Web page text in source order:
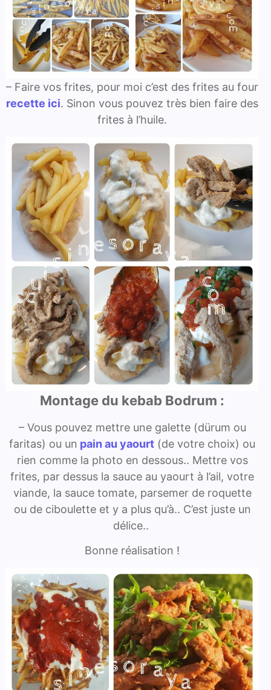
– Faire vos frites, pour moi c’est des frites au four
recette ici. Sinon vous pouvez très bien faire des
frites à l’huile.
Montage du kebab Bodrum :
– Vous pouvez mettre une galette (dürum ou
faritas) ou un pain au yaourt (de votre choix) ou
rien comme la photo en dessous.. Mettre vos
frites, par dessus la sauce au yaourt à l’ail, votre
viande, la sauce tomate, parsemer de roquette
ou de ciboulette et y a plus qu’à.. C’est juste un
délice..
Bonne réalisation !